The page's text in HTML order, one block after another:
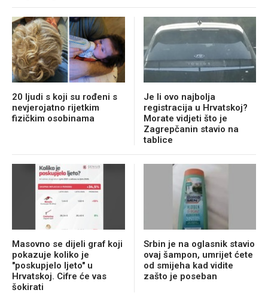
20 ljudi s koji su rođeni s
nevjerojatno rijetkim
fizičkim osobinama
Je li ovo najbolja
registracija u Hrvatskoj?
Morate vidjeti što je
Zagrepčanin stavio na
tablice
Masovno se dijeli graf koji
pokazuje koliko je
"poskupjelo ljeto" u
Hrvatskoj. Cifre će vas
šokirati
Srbin je na oglasnik stavio
ovaj šampon, umrijet ćete
od smijeha kad vidite
zašto je poseban